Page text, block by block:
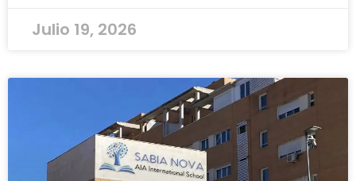
Julio 19, 2026